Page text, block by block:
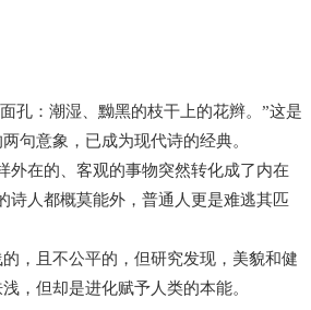
孔：潮湿、黝黑的枝干上的花辫。”这是
句意象，已成为现代诗的经典。
外在的、客观的事物突然转化成了内在
诗人都概莫能外，普通人更是难逃其匹
，且不公平的，但研究发现，美貌和健
，但却是进化赋予人类的本能。